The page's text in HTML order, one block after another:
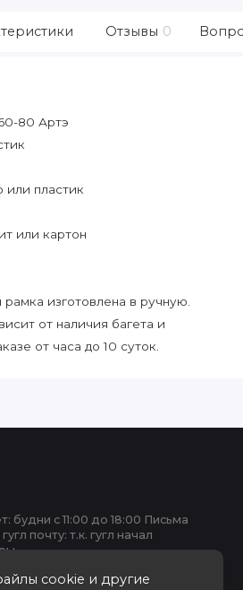
Отзывы 0
60-80 Артэ
или пластик
или картон
изготовлена в ручную.
от наличия багета и
от часа до 10 суток.
cookie и другие
будни с 11:00 до 18:00 Письма
почту: т.к. гугл начал